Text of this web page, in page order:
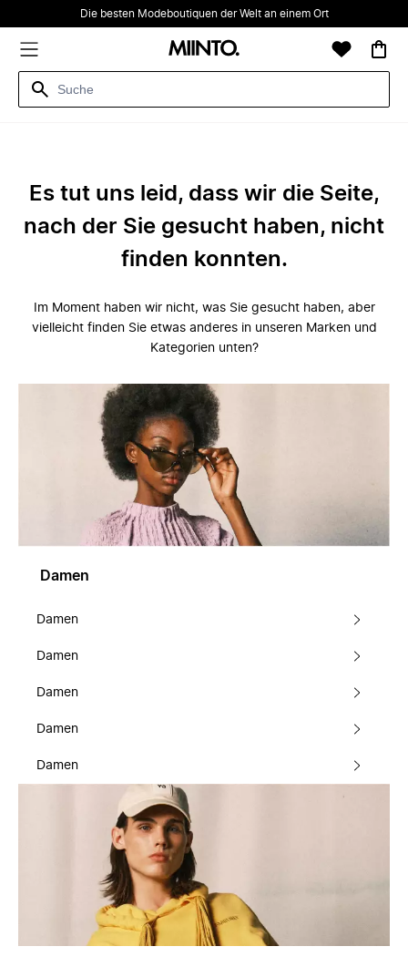
Die besten Modeboutiquen der Welt an einem Ort
Es tut uns leid, dass wir die Seite,
nach der Sie gesucht haben, nicht
finden konnten.
Im Moment haben wir nicht, was Sie gesucht haben, aber
vielleicht finden Sie etwas anderes in unseren Marken und
Kategorien unten?
Damen
Damen
Damen
Damen
Damen
Damen